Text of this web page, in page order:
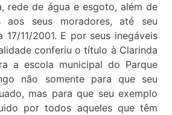
rede de água e esgoto, além de
aos seus moradores, até seu
11/2001. E por seus inegáveis
conferiu o título à Clarinda
a escola municipal do Parque
não somente para que seu
mas para que seu exemplo
por todos aqueles que têm